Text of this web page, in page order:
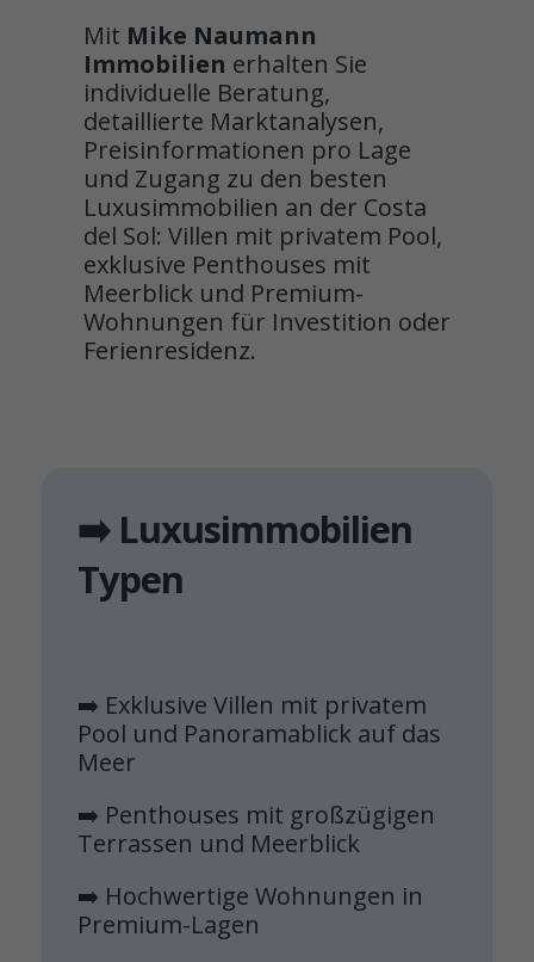
Mit Mike Naumann
Immobilien erhalten Sie
individuelle Beratung,
detaillierte Marktanalysen,
Preisinformationen pro Lage
und Zugang zu den besten
Luxusimmobilien an der Costa
del Sol: Villen mit privatem Pool,
exklusive Penthouses mit
Meerblick und Premium-
Wohnungen für Investition oder
Ferienresidenz.
➡️ Luxusimmobilien
Typen
➡️ Exklusive Villen mit privatem
Pool und Panoramablick auf das
Meer
➡️ Penthouses mit großzügigen
Terrassen und Meerblick
➡️ Hochwertige Wohnungen in
Premium-Lagen